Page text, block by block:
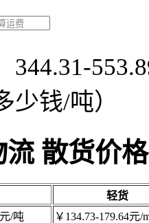
344.31-
少钱/吨）
散货价格
轻货
/吨 ￥134.73-179.64元/